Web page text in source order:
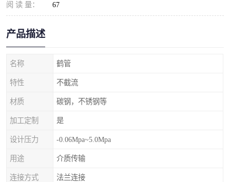
阅 读 量： 67
产品描述
名称 鹤管
特性 不截流
材质 碳钢，不锈钢等
加工定制 是
设计压力 -0.06Mpa~5.0Mpa
用途 介质传输
连接方式 法兰连接